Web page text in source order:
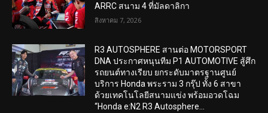
ARRC สนาม 4 ที่มัลดาลิกา
สิงหาคม 7, 2026
R3 AUTOSPHERE สานต่อ MOTORSPORT
DNA ประกาศหนุนทีม P1 AUTOMOTIVE สู้ศึก
รถยนต์ทางเรียบ ยกระดับมาตรฐานศูนย์
บริการ Honda พระราม 3 กรุ๊ป ทั้ง 6 สาขา
ด้วยเทคโนโลยีสนามแข่ง พร้อมอวดโฉม
“Honda e:N2 R3 Autosphere...